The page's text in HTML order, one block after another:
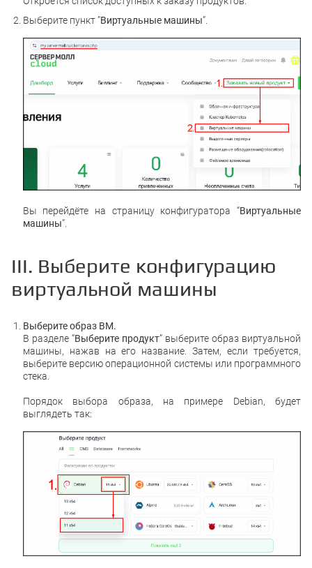
Выберите пункт ”Виртуальные машины”.
Вы перейдёте на страницу конфигуратора “Виртуальные
машины”.
III. Выберите конфигурацию
виртуальной машины
Выберите образ ВМ.
В разделе “Выберите продукт” выберите образ виртуальной
машины, нажав на его название. Затем, если требуется,
выберите версию операционной системы или программного
стека.
Порядок выбора образа, на примере Debian, будет
выглядеть так: